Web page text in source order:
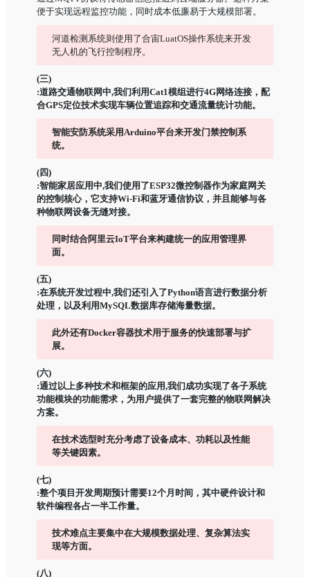
便于实现远程监控功能，同时成本低廉易于大规模部署。
河道检测系统则使用了合宙LuatOS操作系统来开发
无人机的飞行控制程序。
(三)
:道路交通物联网中,我们利用Cat1模组进行4G网络连接，配
合GPS定位技术实现车辆位置追踪和交通流量统计功能。
智能安防系统采用Arduino平台来开发门禁控制系
统。
(四)
:智能家居应用中,我们使用了ESP32微控制器作为家庭网关
的控制核心，它支持Wi-Fi和蓝牙通信协议，并且能够与各
种物联网设备无缝对接。
同时结合阿里云IoT平台来构建统一的应用管理界
面。
(五)
:在系统开发过程中,我们还引入了Python语言进行数据分析
处理，以及利用MySQL数据库存储海量数据。
此外还有Docker容器技术用于服务的快速部署与扩
展。
(六)
:通过以上多种技术和框架的应用,我们成功实现了各子系统
功能模块的功能需求，为用户提供了一套完整的物联网解决
方案。
在技术选型时充分考虑了设备成本、功耗以及性能
等关键因素。
(七)
:整个项目开发周期预计需要12个月时间，其中硬件设计和
软件编程各占一半工作量。
技术难点主要集中在大规模数据处理、复杂算法实
现等方面。
(八)